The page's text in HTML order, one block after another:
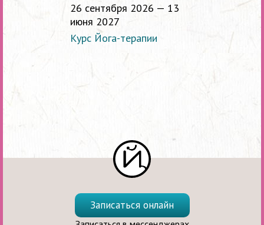
26 сентября 2026 — 13
июня 2027
Курс Йога-терапии
Записаться онлайн